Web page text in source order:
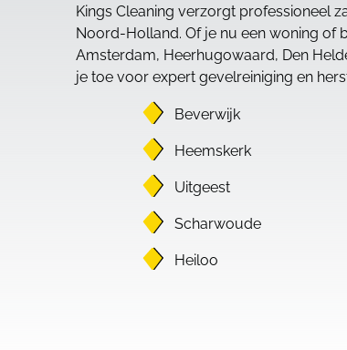
Kings Cleaning verzorgt professioneel
Noord-Holland. Of je nu een woning of
Amsterdam, Heerhugowaard, Den
je toe voor expert gevelreiniging en
Beverwijk
Heemskerk
Uitgeest
Scharwoude
Heiloo